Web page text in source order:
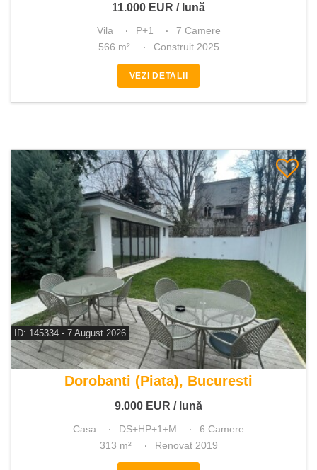
11.000 EUR / lună
Vila P+1
7 Camere
566 m²
Construit 2025
VEZI DETALII
ID: 145334 - 7 August 2026
De inchiriat casa 6 camere
Dorobanti (Piata), Bucuresti
9.000 EUR / lună
Casa DS+HP+1+M
6 Camere
313 m²
Renovat 2019